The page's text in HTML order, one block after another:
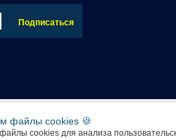
файлы cookies 🍪
cookies для анализа